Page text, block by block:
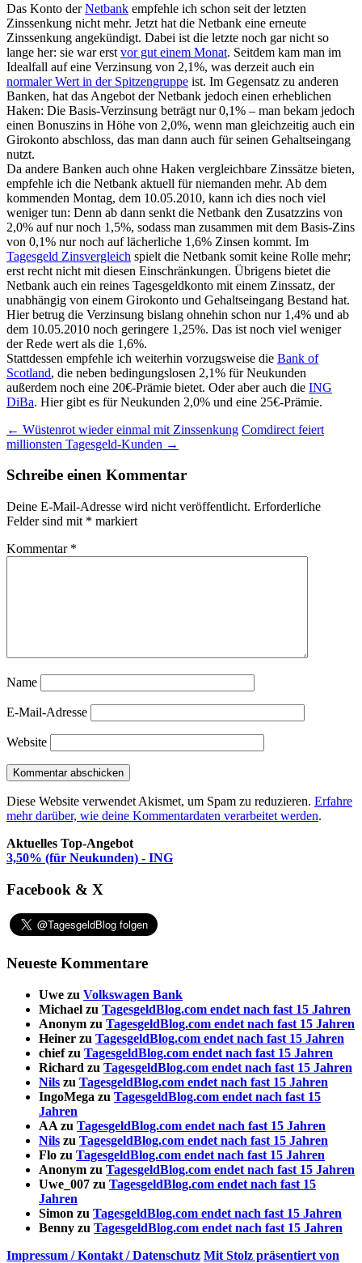
Das Konto derNetbank empfehle ich schon seit der letzten
Zinssenkung nicht mehr. Jetzt hat die Netbank eine erneute
Zinssenkung angekündigt. Dabei ist die letzte noch gar nicht so
lange her: sie war erst vor gut einem Monat. Seitdem kam man im
Idealfall auf eine Verzinsung von 2,1%, was derzeit auch ein
normaler Wert in der Spitzengruppe ist. Im Gegensatz zu anderen
Banken, hat das Angebot der Netbank jedoch einen erheblichen
Haken: Die Basis-Verzinsung beträgt nur 0,1% – man bekam jedoch
einen Bonuszins in Höhe von 2,0%, wenn man gleichzeitig auch ein
Girokonto abschloss, das man dann auch für seinen Gehaltseingang
nutzt.
Da andere Banken auch ohne Haken vergleichbare Zinssätze bieten,
empfehle ich die Netbank aktuell für niemanden mehr. Ab dem
kommenden Montag, dem 10.05.2010, kann ich dies noch viel
weniger tun: Denn ab dann senkt die Netbank den Zusatzzins von
2,0% auf nur noch 1,5%, sodass man zusammen mit dem Basis-Zins
von 0,1% nur noch auf lächerliche 1,6% Zinsen kommt. Im
Tagesgeld Zinsvergleich spielt die Netbank somit keine Rolle mehr;
erst recht nicht mit diesen Einschränkungen. Übrigens bietet die
Netbank auch ein reines Tagesgeldkonto mit einem Zinssatz, der
unabhängig von einem Girokonto und Gehaltseingang Bestand hat.
Hier betrug die Verzinsung bislang ohnehin schon nur 1,4% und ab
dem 10.05.2010 noch geringere 1,25%. Das ist noch viel weniger
der Rede wert als die 1,6%.
Stattdessen empfehle ich weiterhin vorzugsweise die Bank of
Scotland, die neben bedingungslosen 2,1% für Neukunden
außerdem noch eine 20€-Prämie bietet. Oder aber auch die ING
DiBa. Hier gibt es für Neukunden 2,0% und eine 25€-Prämie.
Beitragsnavigation
← Wüstenrot wieder einmal mit Zinssenkung Comdirect feiert
millionsten Tagesgeld-Kunden →
Schreibe einen Kommentar
Deine E-Mail-Adresse wird nicht veröffentlicht. Erforderliche
Felder sind mit * markiert
Kommentar *
Name
E-Mail-Adresse
Website
Diese Website verwendet Akismet, um Spam zu reduzieren. Erfahre
mehr darüber, wie deine Kommentardaten verarbeitet werden.
Aktuelles Top-Angebot
3,50% (für Neukunden) - ING
Facebook & X
Neueste Kommentare
Uwe zu Volkswagen Bank
Michael zu TagesgeldBlog.com endet nach fast 15 Jahren
Anonym zu TagesgeldBlog.com endet nach fast 15 Jahren
Heiner zu TagesgeldBlog.com endet nach fast 15 Jahren
chiefzu TagesgeldBlog.com endet nach fast 15 Jahren
Richard zu TagesgeldBlog.com endet nach fast 15 Jahren
Nils zu TagesgeldBlog.com endet nach fast 15 Jahren
IngoMega zu TagesgeldBlog.com endet nach fast 15
Jahren
AA zu TagesgeldBlog.com endet nach fast 15 Jahren
Nils zu TagesgeldBlog.com endet nach fast 15 Jahren
Flo zu TagesgeldBlog.com endet nach fast 15 Jahren
Anonym zu TagesgeldBlog.com endet nach fast 15 Jahren
Uwe_007 zu TagesgeldBlog.com endet nach fast 15
Jahren
Simon zu TagesgeldBlog.com endet nach fast 15 Jahren
Benny zu TagesgeldBlog.com endet nach fast 15 Jahren
Impressum / Kontakt / Datenschutz Mit Stolz präsentiert von